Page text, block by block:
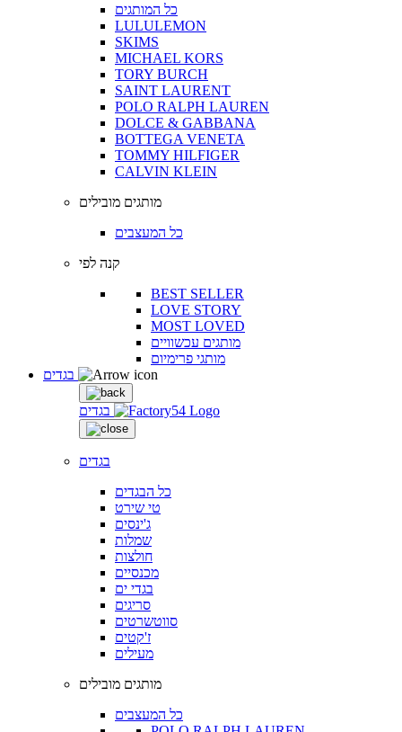
כל המותגים
LULULEMON
SKIMS
MICHAEL KORS
TORY BURCH
SAINT LAURENT
POLO RALPH LAUREN
DOLCE & GABBANA
BOTTEGA VENETA
TOMMY HILFIGER
CALVIN KLEIN
מותגים מובילים
כל המעצבים
קנה לפי
BEST SELLER
LOVE STORY
MOST LOVED
מותגים עכשוויים
מותגי פרימיום
בגדים
בגדים
כל הבגדים
טי שירט
ג'ינסים
שמלות
חולצות
מכנסיים
בגדי ים
סריגים
סווטשרטים
ז'קטים
מעילים
מותגים מובילים
כל המעצבים